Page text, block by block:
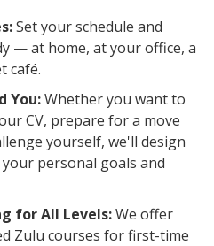
Set your schedule and
— at home, at your office, a
café.
You:Whether you want to
CV, prepare for a move
yourself, we'll design
personal goals and
for All Levels:We offer
Zulu courses for first-time